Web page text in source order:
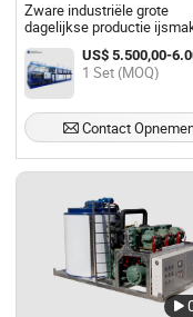
Zware industriële grote
dagelijkse productie
apparatuur fabrikant
professionele
1 Set (MOQ)
Contact